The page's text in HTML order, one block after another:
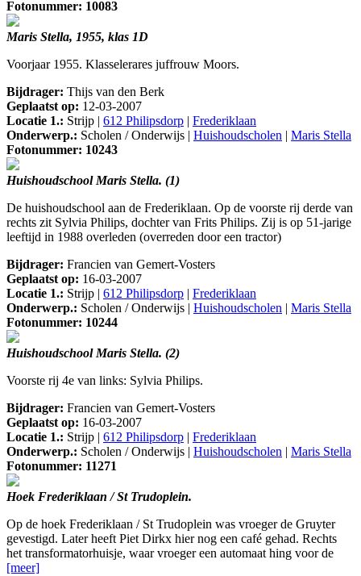
Fotonummer: 10083
Maris Stella, 1955, klas 1D
Voorjaar 1955. Klasselerares juffrouw Moors.
Bijdrager: Thijs van den Berk
Geplaatst op: 12-03-2007
Locatie 1.: Strijp | 612 Philipsdorp | Frederiklaan
Onderwerp.: Scholen / Onderwijs | Huishoudscholen | Maris Stella
Fotonummer: 10243
Huishoudschool Maris Stella. (1)
De huishoudschool aan de Frederiklaan. Op de voorste rij derde van
rechts zit Sylvia Philips, dochter van Frits Philips. Zij is op 51-jarige
leeftijd in 1988 overleden (overreden door een tractor)
Bijdrager: Francien van Gemert-Vosters
Geplaatst op: 16-03-2007
Locatie 1.: Strijp | 612 Philipsdorp | Frederiklaan
Onderwerp.: Scholen / Onderwijs | Huishoudscholen | Maris Stella
Fotonummer: 10244
Huishoudschool Maris Stella. (2)
Voorste rij 4e van links: Sylvia Philips.
Bijdrager: Francien van Gemert-Vosters
Geplaatst op: 16-03-2007
Locatie 1.: Strijp | 612 Philipsdorp | Frederiklaan
Onderwerp.: Scholen / Onderwijs | Huishoudscholen | Maris Stella
Fotonummer: 11271
Hoek Frederiklaan / St Trudoplein.
Op de hoek Frederiklaan / St Trudoplein was vroeger de Gruyter
gevestigd. Later heeft Piet Dirkx hier nog een café gehad. Rechts
het transformatorhuisje, waar vroeger een automaat hing voor de
[meer]